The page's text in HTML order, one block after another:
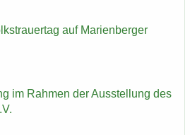
auf Ma­ri­en­ber­ger
im Rah­men der Aus­stel­lung des